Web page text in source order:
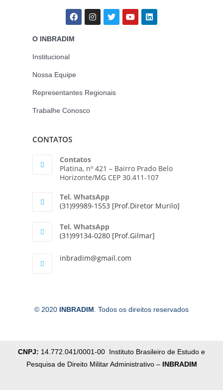
O INBRADIM
Institucional
Nossa Equipe
Representantes Regionais
Trabalhe Conosco
CONTATOS
Contatos
Platina, nº 421 – Bairro Prado Belo
Horizonte/MG CEP 30.411-107
Tel. WhatsApp
(31)99989-1553 [Prof.Diretor Murilo]
Tel. WhatsApp
(31)99134-0280 [Prof.Gilmar]
inbradim@gmail.com
© 2020 INBRADIM . Todos os direitos reservados
CNPJ: 14.772.041/0001-00 Instituto Brasileiro de Estudo e
Pesquisa de Direito Militar Administrativo – INBRADIM